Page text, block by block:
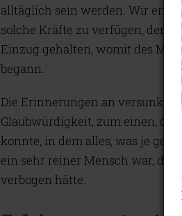
alltäglich sein werden. Wir
solche Kräfte zu verfügen,
Einzug gehalten, womit des
begann.
Die Erinnerungen an
Glaubwürdigkeit, zum einen, da
konnte, in dem alles, was je
ein sehr reiner Mensch war, der
verbogen hätte.